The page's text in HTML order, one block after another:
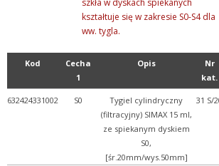
+ Półfabrykaty szklane
+ Rozdzielacze i wkraplac...
+ Rury, pręty, kapilary ...
+ Szkiełka mikroskopowe
szkła w dyskach spiekanych
kształtuje się w zakresie S0-S4 dla
ww. tygla.
Kod
Cecha
1
Opis
Nr
kat.
632424331002 S0
Tygiel cylindryczny
(filtracyjny) SIMAX 15 ml,
ze spiekanym dyskiem
S0,
[śr.20mm/wys.50mm]
31 S/